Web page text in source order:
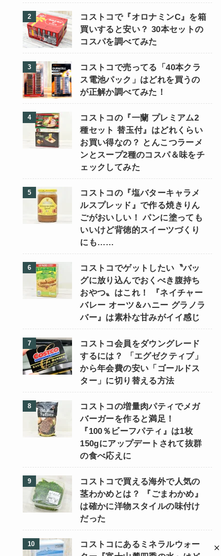
コストコで『オロナミンC』を箱
買いすると安い？ 30本セットの
コスパを調べてみた
コストコで売ってる「40本クラ
ス電池パック」はどれを買うの
が正解か調べてみた！
コストコの『一蘭 プレミアム2
種セット 替玉付』はどれくらい
お買い得なの？ とんこつラーメ
ンとスープ2種のコスパ＆味をチ
ェックしてみた
コストコの『塩バターキャラメ
ルスプレッド』で作る焼きりん
ごがおいしい！ パンに塗っても
いいけど背徳的スイーツづくり
にも……
コストコでゲットしたい〝バッ
グに放り込んでおくべき腹持ち
おやつ〟はこれ！ 『ネイチャー
バレー オーツ＆ハニー グラノラ
バー』は素朴な甘みがイイ感じ
コストコ会員をダウングレード
するには？ 「エグゼクティブ」
から年会費の安い「ゴールドス
ター」に切り替える方法
コストコの増量肉パティでメガ
バーガーを作ると満足！
『100％ビーフパティ』は1枚
150gにアップデートされて抜群
の食べ応えに
コストコで買える海外で人気の
茎わかめとは？ 『ごまわかめ』
は確かに洋物スタイルの味付け
だった
コストコにあるミネラルウォー